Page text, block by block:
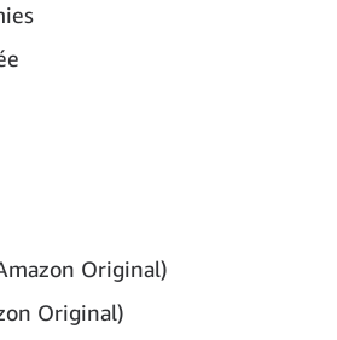
Original)
Original)